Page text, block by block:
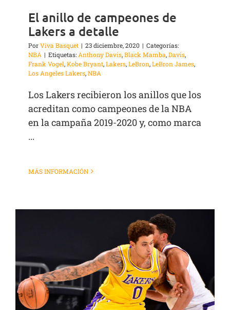
El anillo de campeones de
Lakers a detalle
PorViva Basquet | 23 diciembre, 2020 | Categorías:
NBA | Etiquetas: Anthony Davis,Black Mamba,Davis,
Frank Vogel,Kobe Bryant,Lakers,LeBron,LeBron James,
Los Angeles Lakers,NBA
Los Lakers recibieron los anillos que los
acreditan como campeones de la NBA
en la campaña 2019-2020 y, como marca
...
MÁS INFORMACIÓN